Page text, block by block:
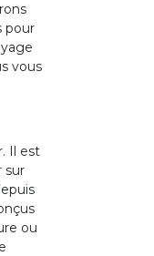
pour
vous
Il est
sur
ou